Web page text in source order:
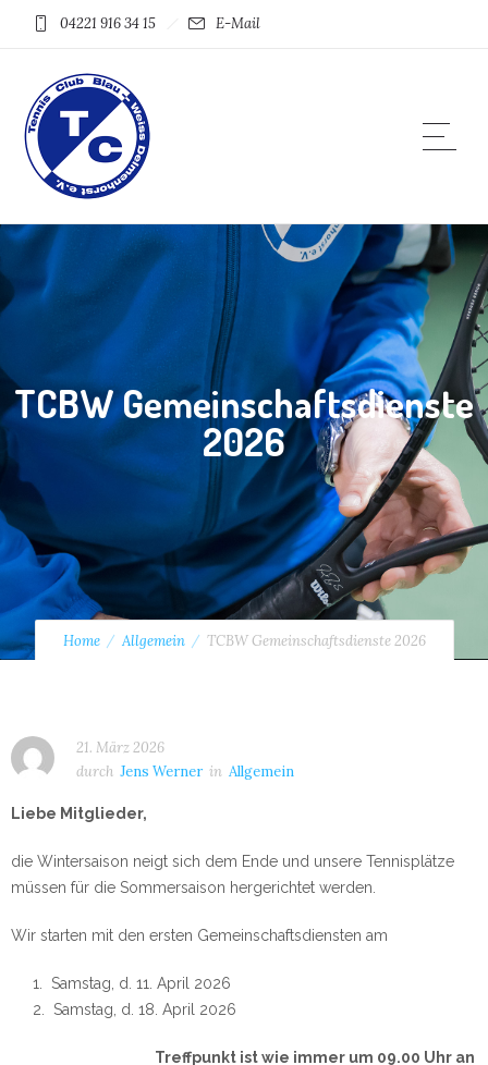
04221 916 34 15 E-Mail
TCBW Gemeinschaftsdienste
2026
Home Allgemein TCBW Gemeinschaftsdienste 2026
21. März 2026
durch Jens Werner in Allgemein
Liebe Mitglieder,
die Wintersaison neigt sich dem Ende und unsere Tennisplätze
müssen für die Sommersaison hergerichtet werden.
Wir starten mit den ersten Gemeinschaftsdiensten am
Samstag, d. 11. April 2026
Samstag, d. 18. April 2026
Treffpunkt ist wie immer um 09.00 Uhr an